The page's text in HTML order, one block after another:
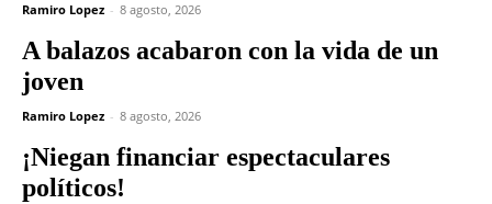
Ramiro Lopez - 8 agosto, 2026
A balazos acabaron con la vida de un
joven
Ramiro Lopez - 8 agosto, 2026
¡Niegan financiar espectaculares
políticos!